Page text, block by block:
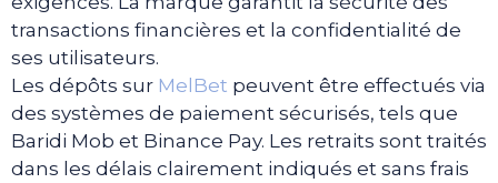
transactions financières et la confidentialité de
ses utilisateurs.
Les dépôts sur MelBet peuvent être effectués via
des systèmes de paiement sécurisés, tels que
Baridi Mob et Binance Pay. Les retraits sont traités
dans les délais clairement indiqués et sans frais